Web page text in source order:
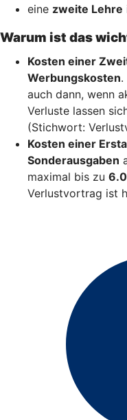
eine zweite Lehre
Warum ist das
Kosten einer
Werbungskosten.
auch dann, wenn
Verluste lassen
(Stichwort:
Kosten einer
Sonderausgaben
maximal bis zu
Verlustvortrag ist